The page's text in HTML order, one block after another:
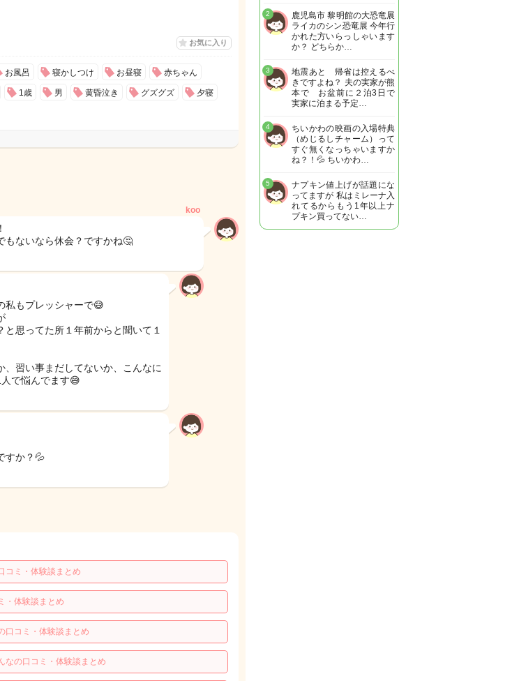
お気に入り
お風呂 寝かしつけ お昼寝 赤ちゃん
1歳 男 黄昏泣き グズグズ 夕寝
koo
もないなら休会？ですかね🤔
私もプレッシャーで😅
思ってた所１年前からと聞いて１
、習い事まだしてないか、こんなに
で悩んでます😅
すか？💦
コミ・体験談まとめ
・体験談まとめ
口コミ・体験談まとめ
なの口コミ・体験談まとめ
鹿児島市 黎明館の大恐竜展
ライカのシン恐竜展 今年行
かれた方いらっしゃいます
か？ どちらか…
2
地震あと 帰省は控えるべ
きですよね？ 夫の実家が熊
本で お盆前に２泊3日で
実家に泊まる予定…
3
ちいかわの映画の入場特典
（めじるしチャーム）って
すぐ無くなっちゃいますか
ね？！💦 ちいかわ…
4
ナプキン値上げが話題にな
ってますが 私はミレーナ入
れてるからもう1年以上ナ
プキン買ってない…
5